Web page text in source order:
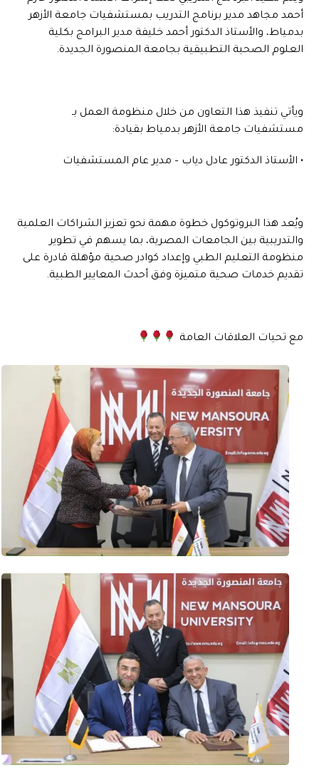
أحمد مجاهد مدير برنامج التدريب بمستشفيات جامعة الأزهر
بدمياط، والأستاذ الدكتور أحمد خليفة مدير البرامج بكلية
العلوم الصحية التطبيقية بجامعة المنصورة الجديدة.
ويأتي تنفيذ هذا التعاون من خلال منظومة العمل بـ
مستشفيات جامعة الأزهر بدمياط بقيادة:
• الأستاذ الدكتور عادل دياب – مدير عام المستشفيات
ويُعد هذا البروتوكول خطوة مهمة نحو تعزيز الشراكات العلمية
والتدريبية بين الجامعات المصرية، بما يسهم في تطوير
منظومة التعليم الطبي وإعداد كوادر صحية مؤهلة قادرة على
تقديم خدمات صحية متميزة وفق أحدث المعايير الطبية.
مع تحيات العلاقات العامة